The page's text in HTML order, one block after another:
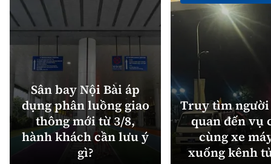
Sân bay Nội Bài áp
dụng phân luồng giao
thông mới từ 3/8,
hành khách cần lưu ý
gì?
Truy tìm
quan đến vụ
cùng xe
xuống kênh